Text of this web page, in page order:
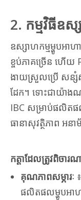
2. កម្មវិធីឧស្
ឧស្សាហកម្មម្ហូបអាហ
ខ្ចប់ភាគច្រើន ហើ
ងាយស្រួលប្រើ សន្សំ
ដែក។ ទោះជាយ៉ា
IBC សម្រាប់ផលិតផល
ធានាសុវត្ថិភាព អ
កត្តាដែលត្រូវពិចារណ
គុណភាពសម្ភារៈ
ផលិតផលម្ហូបអាហ